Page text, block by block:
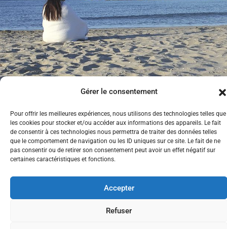
Gérer le consentement
Pour offrir les meilleures expériences, nous utilisons des technologies telles que
les cookies pour stocker et/ou accéder aux informations des appareils. Le fait
de consentir à ces technologies nous permettra de traiter des données telles
que le comportement de navigation ou les ID uniques sur ce site. Le fait de ne
pas consentir ou de retirer son consentement peut avoir un effet négatif sur
certaines caractéristiques et fonctions.
Accepter
Refuser
Tous droits
réservés
anacoachinginternational.fr